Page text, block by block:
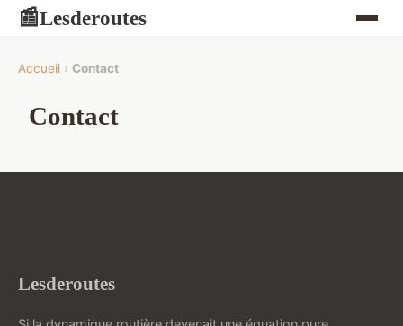
📰Lesderoutes
Accueil › Contact
Contact
Lesderoutes